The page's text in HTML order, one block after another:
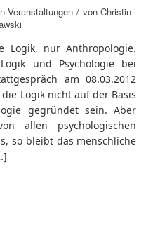
Veranstaltungen / vonChristin
Logik, nur Anthropologie.
und Psychologie bei
am 08.03.2012
Logik nicht auf der Basis
gegründet sein. Aber
allen psychologischen
so bleibt das menschliche